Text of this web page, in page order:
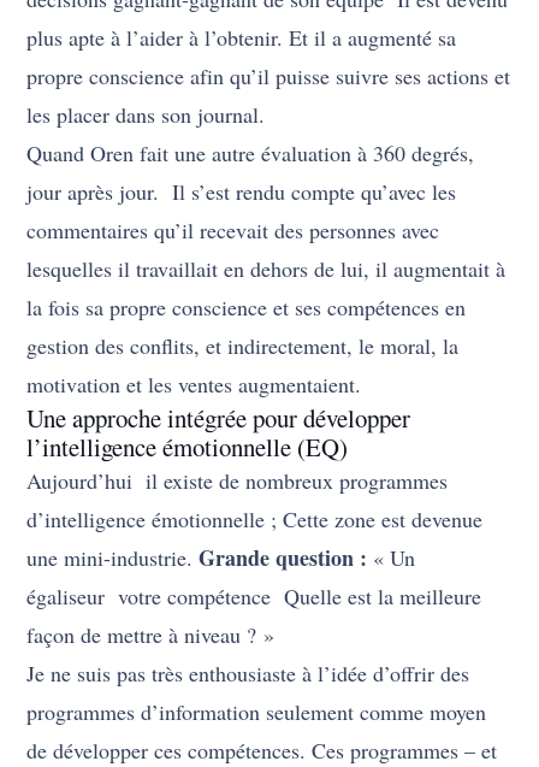
plus apte à l’aider à l’obtenir. Et il a augmenté sa
propre conscience afin qu’il puisse suivre ses actions et
les placer dans son journal.
Quand Oren fait une autre évaluation à 360 degrés,
jour après jour. Il s’est rendu compte qu’avec les
commentaires qu’il recevait des personnes avec
lesquelles il travaillait en dehors de lui, il augmentait à
la fois sa propre conscience et ses compétences en
gestion des conflits, et indirectement, le moral, la
motivation et les ventes augmentaient.
Une approche intégrée pour développer
l’intelligence émotionnelle (EQ)
Aujourd’hui il existe de nombreux programmes
d’intelligence émotionnelle ; Cette zone est devenue
une mini-industrie.Grande question : « Un
égaliseur votre compétence Quelle est la meilleure
façon de mettre à niveau ? »
Je ne suis pas très enthousiaste à l’idée d’offrir des
programmes d’information seulement comme moyen
de développer ces compétences. Ces programmes – et